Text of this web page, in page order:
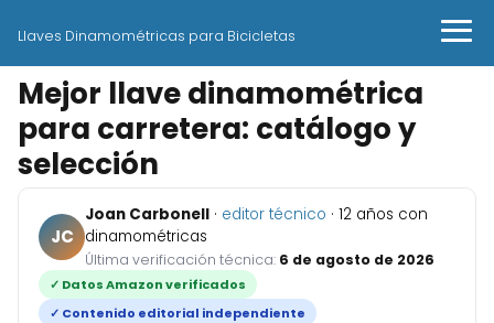
Llaves Dinamométricas para Bicicletas
Mejor llave dinamométrica
para carretera: catálogo y
selección
JC
Joan Carbonell · editor técnico · 12 años con
dinamométricas
Última verificación técnica: 6 de agosto de 2026
✓ Datos Amazon verificados
✓ Contenido editorial independiente